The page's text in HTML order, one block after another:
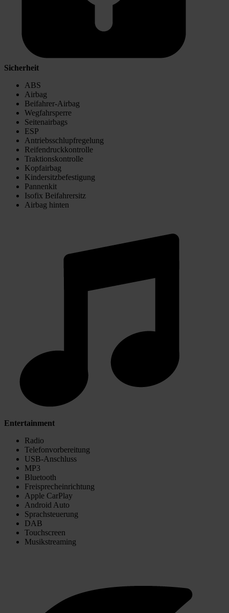
Sicherheit
ABS
Airbag
Beifahrer-Airbag
Wegfahrsperre
Seitenairbags
ESP
Antriebsschlupfregelung
Reifendruckkontrolle
Traktionskontrolle
Kopfairbag
Kindersitzbefestigung
Pannenkit
Isofix Beifahrersitz
Airbag hinten
Entertainment
Radio
Telefonvorbereitung
USB-Anschluss
MP3
Bluetooth
Freisprecheinrichtung
Apple CarPlay
Android Auto
Sprachsteuerung
DAB
Touchscreen
Musikstreaming